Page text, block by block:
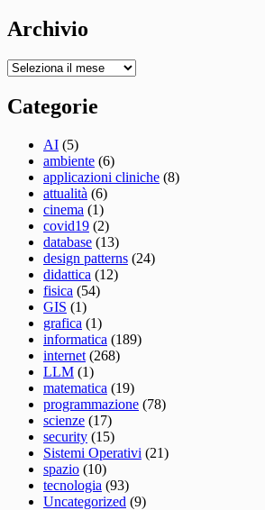
Archivio
Archivio
Categorie
AI (5)
ambiente (6)
applicazioni cliniche (8)
attualità (6)
cinema (1)
covid19 (2)
database (13)
design patterns (24)
didattica (12)
fisica (54)
GIS (1)
grafica (1)
informatica (189)
internet (268)
LLM (1)
matematica (19)
programmazione (78)
scienze (17)
security (15)
Sistemi Operativi (21)
spazio (10)
tecnologia (93)
Uncategorized (9)